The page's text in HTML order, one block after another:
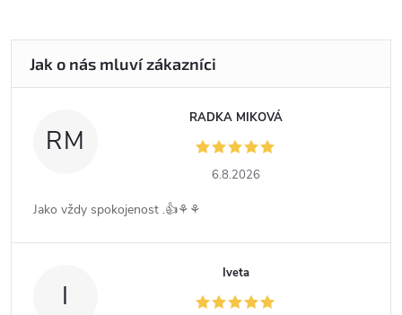
RM
RADKA MIKOVÁ
6.8.2026
Jako vždy spokojenost .👍⚘️⚘️
I
Iveta